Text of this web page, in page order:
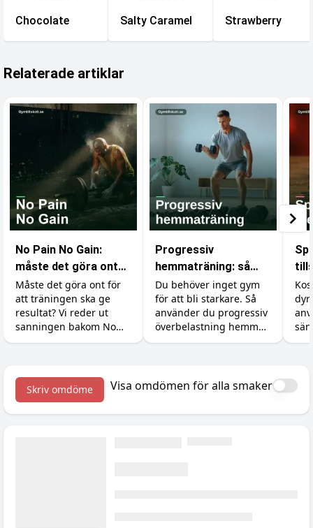
Chocolate Salty Caramel Strawberry
Relaterade artiklar
No Pain No Gain:
måste det göra ont
för att bygga
muskler?
Måste det göra ont för
att träningen ska ge
resultat? Vi reder ut
sanningen bakom No
Pain No Gain, vad
maxar återhämtningen.
Progressiv
hemmaträning: så
bygger du muskler
utan gym
Du behöver inget gym
för att bli starkare. Så
använder du progressiv
överbelastning hemma
med hantlar,
tillskotten som stöttar
är
dyr
Så
Skriv omdöme Visa omdömen för alla smaker